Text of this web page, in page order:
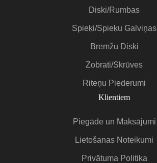
Diski/Rumbas
Spieķi/Spieķu Galviņas
Bremžu Diski
Zobrati/Skrūves
Riteņu Piederumi
Klientiem
Piegāde un Maksājumi
Lietošanas Noteikumi
Privātuma Politika